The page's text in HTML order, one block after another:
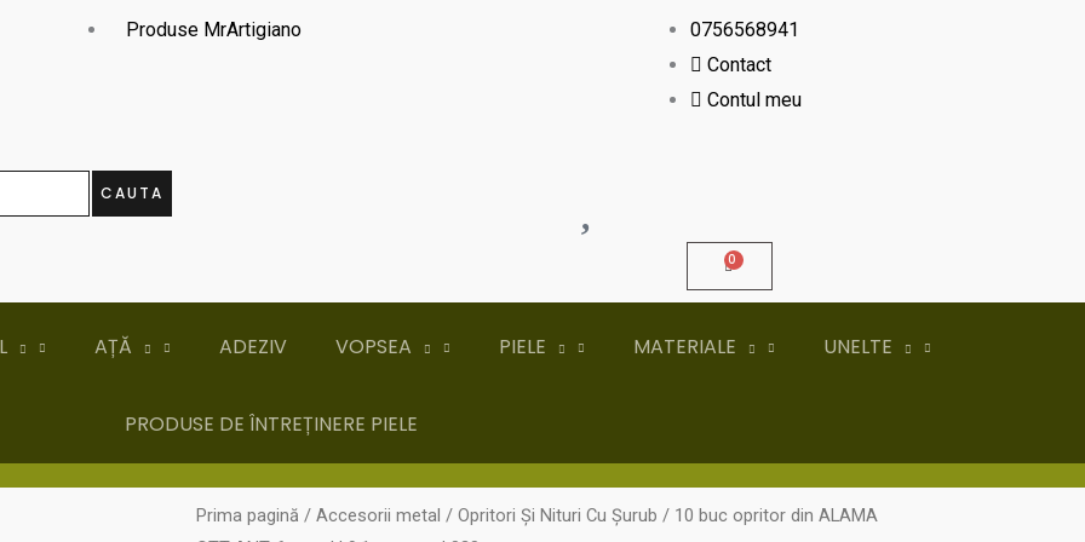
Produse MrArtigiano
0756568941
Contact
Contul meu
CAUTA
AȚĂ ADEZIV VOPSEA PIELE MATERIALE UNELTE
PRODUSE DE ÎNTREȚINERE PIELE
Prima pagină / Accesorii metal / Opritori Și Nituri Cu Șurub / 10 buc opritor din ALAMA